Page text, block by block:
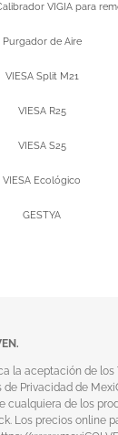
VIGIA para
Purgador de Aire
VIESA Split M21
VIESA R25
VIESA S25
VIESA Ecológico
GESTYA
la aceptación de los
Privacidad de
cualquiera de los
Los precios online